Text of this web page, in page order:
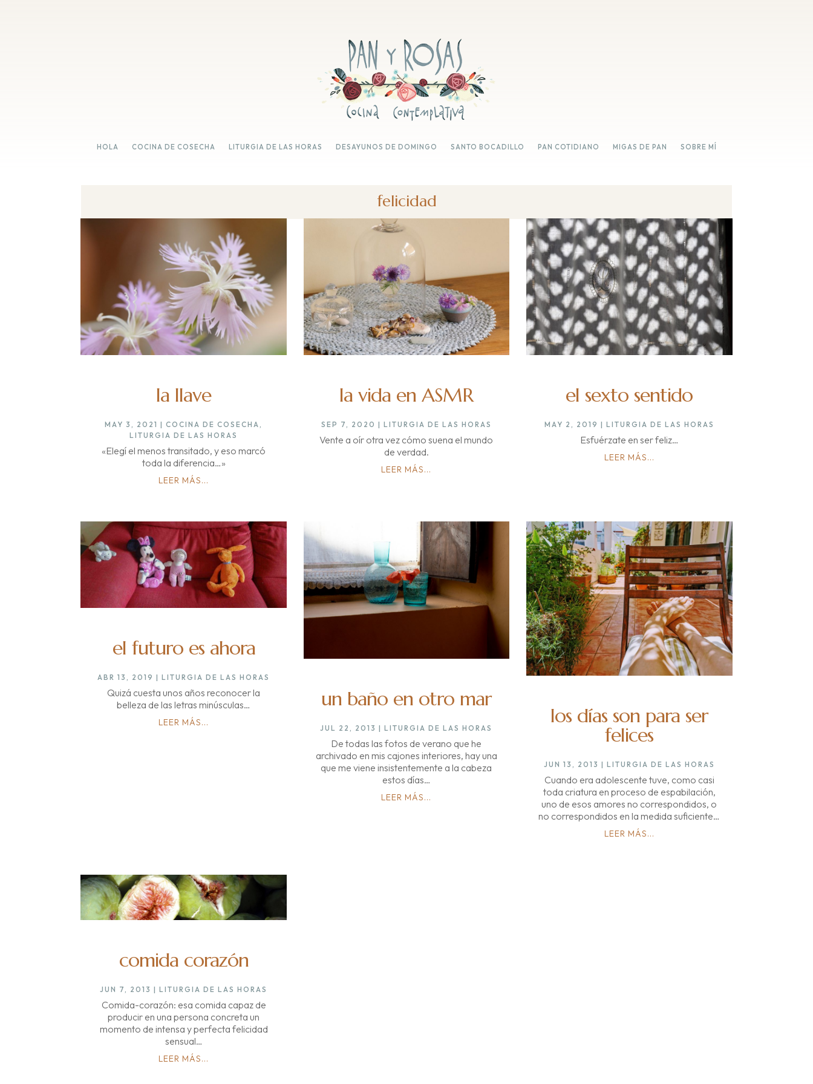
HOLA COCINA DE COSECHA LITURGIA DE LAS HORAS DESAYUNOS DE DOMINGO SANTO BOCADILLO PAN COTIDIANO MIGAS DE PAN SOBRE MÍ
felicidad
la llave
MAY 3, 2021 |COCINA DE COSECHA ,
LITURGIA DE LAS HORAS
«Elegí el menos transitado, y eso marcó
toda la diferencia…»
LEER MÁS...
la vida en ASMR
SEP 7, 2020 | LITURGIA DE LAS HORAS
Vente a oír otra vez cómo suena el mundo
de verdad.
LEER MÁS...
el sexto sentido
MAY 2, 2019 | LITURGIA DE LAS HORAS
Esfuérzate en ser feliz…
LEER MÁS...
el futuro es ahora
ABR 13, 2019 |LITURGIA DE LAS HORAS
Quizá cuesta unos años reconocer la
belleza de las letras minúsculas…
LEER MÁS...
un baño en otro mar
JUL 22, 2013 |LITURGIA DE LAS HORAS
De todas las fotos de verano que he
archivado en mis cajones interiores, hay una
que me viene insistentemente a la cabeza
estos días…
LEER MÁS...
los días son para ser
felices
JUN 13, 2013 | LITURGIA DE LAS HORAS
Cuando era adolescente tuve, como casi
toda criatura en proceso de espabilación,
uno de esos amores no correspondidos, o
no correspondidos en la medida suficiente…
LEER MÁS...
comida corazón
JUN 7, 2013 |LITURGIA DE LAS HORAS
Comida-corazón: esa comida capaz de
producir en una persona concreta un
momento de intensa y perfecta felicidad
sensual…
LEER MÁS...